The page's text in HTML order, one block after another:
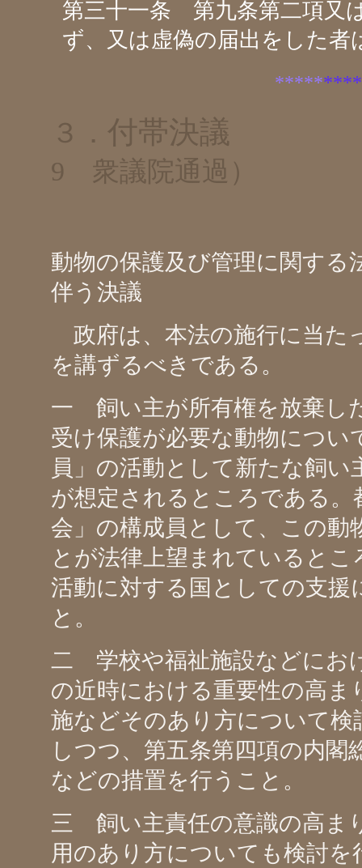
第三十一条 第九条第二項又
ず、又は虚偽の届出をした者
*****
３． 付帯決議
9 衆議院通過）
動物の保護及び管理に関する
伴う決議
政府は、本法の施行に当た
を講ずるべきである。
一 飼い主が所有権を放棄し
受け保護が必要な動物につい
員」の活動として新たな飼
が想定されるところである。
会」の構成員として、この動
とが法律上望まれていると
活動に対する国としての支
と。
二 学校や福祉施設などにお
の近時における重要性の高
施などそのあり方について検
しつつ、第五条第四項の内
などの措置を行うこと。
三 飼い主責任の意識の高ま
用のあり方についても検討を